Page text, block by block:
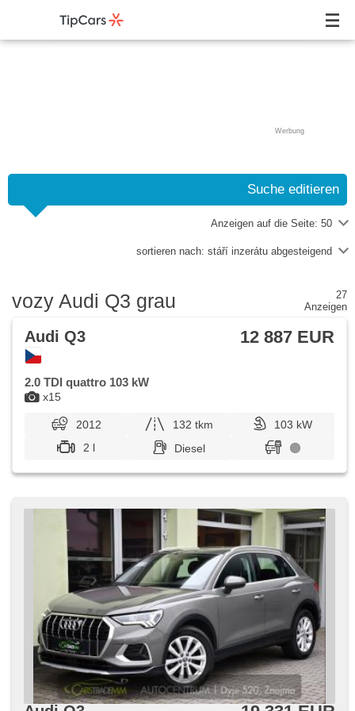
Werbung
Suche editieren
Anzeigen auf die Seite: 50
sortieren nach: stáří inzerátu abgesteigend
vozy Audi Q3 grau
27
Anzeigen
x15
Audi Q3 12 887 EUR
2.0 TDI quattro 103 kW
2012 132 tkm
103 kW
2 l
Diesel